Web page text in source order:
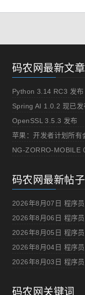
码农网最新文章
Python 3.14 RC3 发布
Spring AI 1.0.2 现已发
OpenSSL 3.5.3 发布
苹果：开发者计划所有
码农网最新帖子
2026年8月05日 程序
码农网关键词